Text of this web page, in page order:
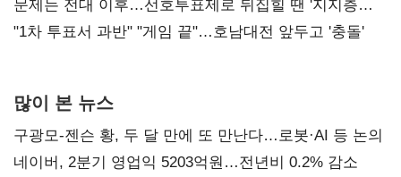
4만278명
문제는 전대 이후…선호투표제로 뒤집힐 땐 '지지층
불복'
"1차 투표서 과반" "게임 끝"…호남대전 앞두고 '충돌'
많이 본 뉴스
구광모-젠슨 황, 두 달 만에 또 만난다…로봇·AI 등 논의
네이버, 2분기 영업익 5203억원…전년비 0.2% 감소